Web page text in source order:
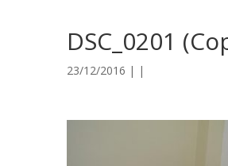
DSC_0201
23/12/2016 | |